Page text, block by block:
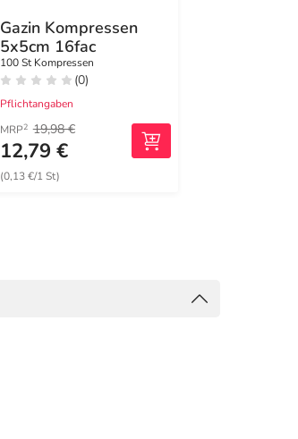
Gazin Kompressen
5x5cm 16fac
100 St Kompressen
(0)
Pflichtangaben
MRP2 19,98 €
12,79 €
(0,13 €/1 St)